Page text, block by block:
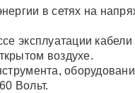
в сетях на
эксплуатации
воздухе.
Вольт.